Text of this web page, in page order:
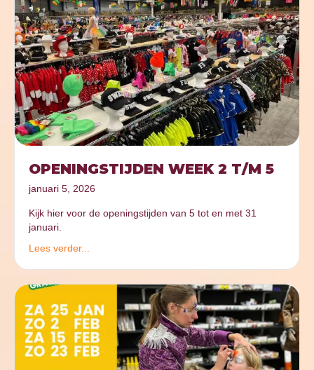
OPENINGSTIJDEN WEEK 2 T/M 5
januari 5, 2026
Kijk hier voor de openingstijden van 5 tot en met 31
januari.
Lees verder...